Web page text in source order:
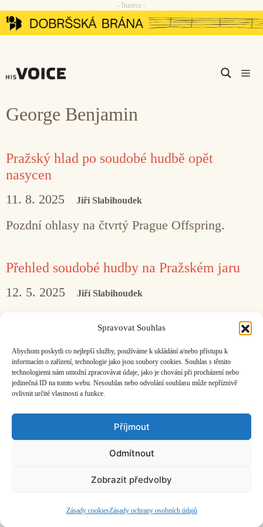
Spravovat Souhlas
Abychom poskytli co nejlepší služby, používáme k ukládání a/nebo přístupu k
informacím o zařízení, technologie jako jsou soubory cookies. Souhlas s těmito
technologiemi nám umožní zpracovávat údaje, jako je chování při procházení nebo
jedinečná ID na tomto webu. Nesouhlas nebo odvolání souhlasu může nepříznivě
ovlivnit určité vlastnosti a funkce.
Příjmout
Odmítnout
Zobrazit předvolby
Zásady cookiesZásady ochrany osobních údajů
Přeskočit
na
- Inzerce -
George Benjamin
Pražský hlad po soudobé hudbě opět
nasycen
11. 8. 2025 Jiří Slabihoudek
Pozdní ohlasy na čtvrtý Prague Offspring.
Přehled soudobé hudby na Pražském jaru
12. 5. 2025 Jiří Slabihoudek
oslavujícího osmdesát let existence.
Facebook
Bandcamp
Mail
ČASOPIS O JINÉ HUDBĚ | vydává Hudební informační středisko
©2026 HISvoice – design a adminAtelier Dokument